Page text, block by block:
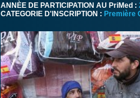
ANNÈE DE PARTICIPATION AU PriMed :
CATEGORIE D'INSCRIPTION : Première